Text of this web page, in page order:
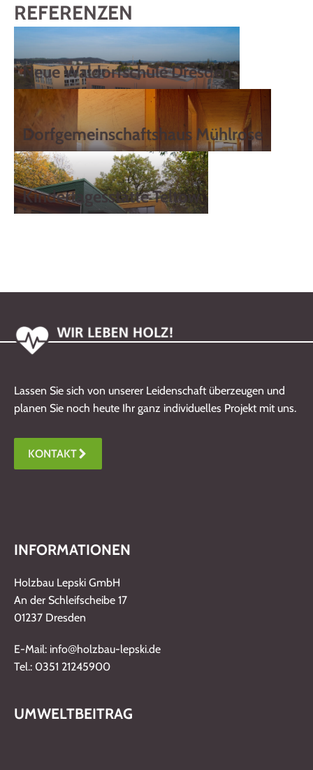
REFERENZEN
Neue Waldorfschule Dresden
Dorfgemeinschaftshaus Mühlrose
Kindertagesstätte Teltow
Lassen Sie sich von unserer Leidenschaft überzeugen und
planen Sie noch heute Ihr ganz individuelles Projekt mit uns.
KONTAKT
INFORMATIONEN
Holzbau Lepski GmbH
An der Schleifscheibe 17
01237 Dresden
E-Mail: info@holzbau-lepski.de
Tel.: 0351 21245900
UMWELTBEITRAG